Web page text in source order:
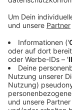
Anzeige
Morgen fahren
sind sie
Nachtbusse
Überblick